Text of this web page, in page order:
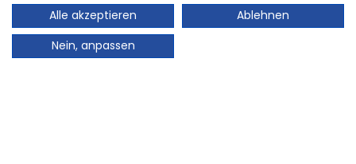
Auch Ihr Stadtmagazin „es Heftche“ ®, das es
mittlerweile 28 Jahre im Landkreis Neunkirchen gibt,
Alle akzeptieren
Ablehnen
Nein, anpassen